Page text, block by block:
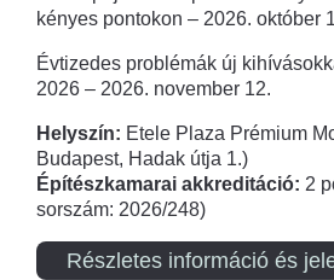
kényes pontokon – 2026. október
Évtizedes problémák új
2026 – 2026. november 12.
Helyszín: Etele Plaza Prémium
Budapest, Hadak útja 1.)
Építészkamarai akkreditáció: 2
sorszám: 2026/248)
Részletes információ és